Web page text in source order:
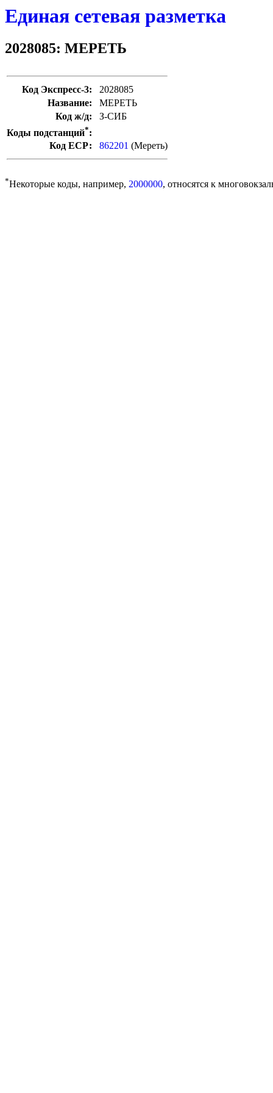
Единая сетевая разметка
2028085: МЕРЕТЬ
Код Экспресс-3:
2028085
Название:
МЕРЕТЬ
Код ж/д:
З-СИБ
Коды подстанций*:
Код ЕСР:
862201 (Мереть)
*Некоторые коды, например, 2000000, относятся к